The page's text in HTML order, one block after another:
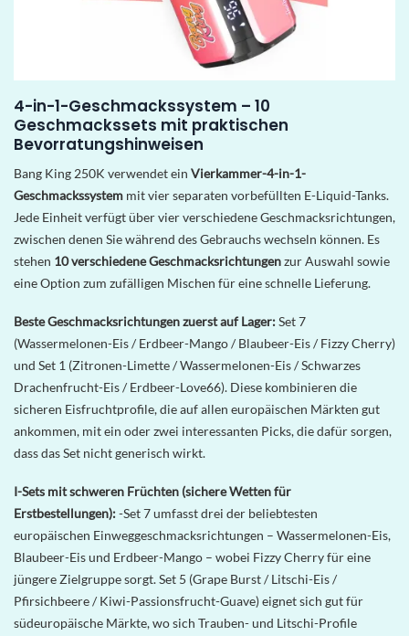
4-in-1-Geschmackssystem – 10
Geschmackssets mit praktischen
Bevorratungshinweisen
Bang King 250K verwendet ein Vierkammer-4-in-1-
Geschmackssystem mit vier separaten vorbefüllten E-Liquid-Tanks.
Jede Einheit verfügt über vier verschiedene Geschmacksrichtungen,
zwischen denen Sie während des Gebrauchs wechseln können. Es
stehen 10 verschiedene Geschmacksrichtungenzur Auswahl sowie
eine Option zum zufälligen Mischen für eine schnelle Lieferung.
Beste Geschmacksrichtungen zuerst auf Lager:Set 7
(Wassermelonen-Eis / Erdbeer-Mango / Blaubeer-Eis / Fizzy Cherry)
und Set 1 (Zitronen-Limette / Wassermelonen-Eis / Schwarzes
Drachenfrucht-Eis / Erdbeer-Love66). Diese kombinieren die
sicheren Eisfruchtprofile, die auf allen europäischen Märkten gut
ankommen, mit ein oder zwei interessanten Picks, die dafür sorgen,
dass das Set nicht generisch wirkt.
I-Sets mit schweren Früchten (sichere Wetten für
Erstbestellungen):-Set 7 umfasst drei der beliebtesten
europäischen Einweggeschmacksrichtungen – Wassermelonen-Eis,
Blaubeer-Eis und Erdbeer-Mango – wobei Fizzy Cherry für eine
jüngere Zielgruppe sorgt. Set 5 (Grape Burst / Litschi-Eis /
Pfirsichbeere / Kiwi-Passionsfrucht-Guave) eignet sich gut für
südeuropäische Märkte, wo sich Trauben- und Litschi-Profile